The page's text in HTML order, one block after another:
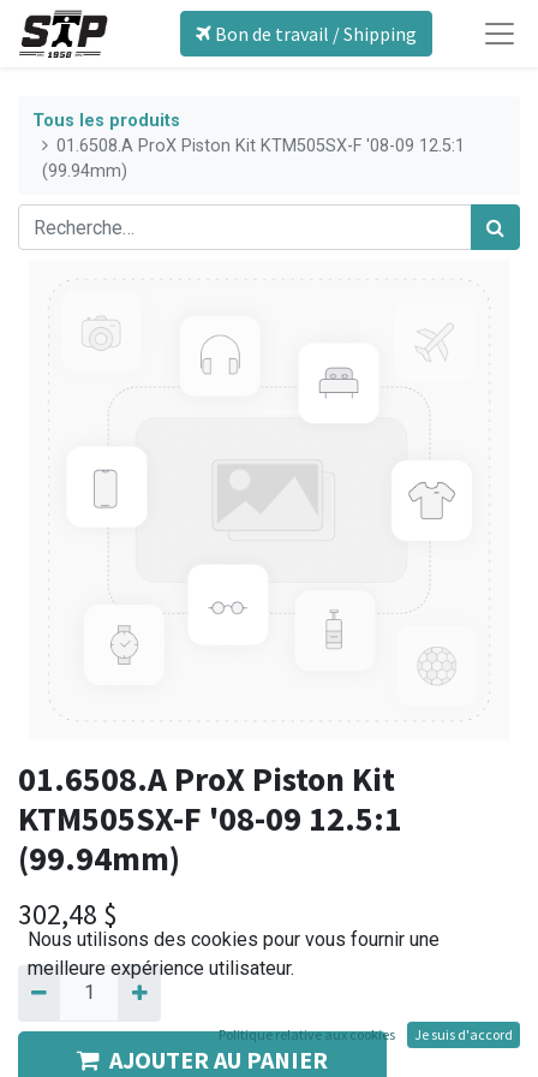
Bon de travail / Shipping
Tous les produits
01.6508.A ProX Piston Kit KTM505SX-F '08-09 12.5:1
(99.94mm)
01.6508.A ProX Piston Kit
KTM505SX-F '08-09 12.5:1
(99.94mm)
302,48 $
AJOUTER AU PANIER
Nous utilisons des cookies pour vous fournir une
meilleure expérience utilisateur.
Politique relative aux cookies Je suis d'accord